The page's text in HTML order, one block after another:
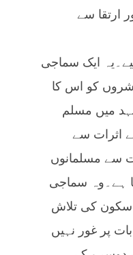
ارتقا سے
ایک سماجی
کو اس کا
میں مسلم
اثرات سے
سے مسلمانوں
ہے۔وہ سماجی
سکون کی تلاش
پر غور نہیں